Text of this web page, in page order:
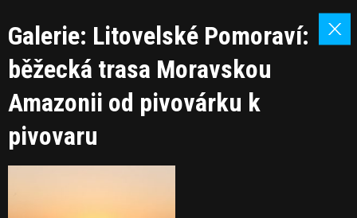
Galerie: Litovelské Pomoraví:
běžecká trasa Moravskou
Amazonii od pivovárku k
pivovaru